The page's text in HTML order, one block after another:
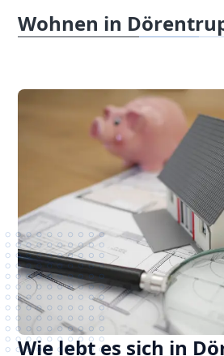
Wohnen in
Wie lebt es sich in